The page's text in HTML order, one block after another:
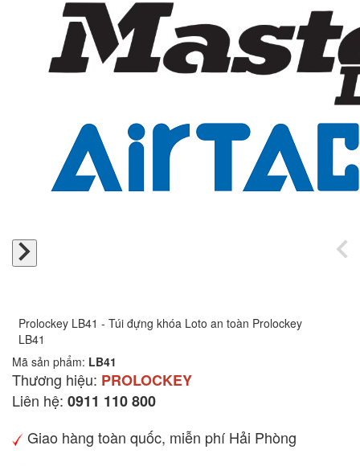
Prolockey LB41 - Túi đựng khóa Loto an toàn Prolockey
LB41
Mã sản phẩm: LB41
Thương hiệu: PROLOCKEY
Liên hệ: 0911 110 800
Giao hàng toàn quốc, miễn phí Hải Phòng